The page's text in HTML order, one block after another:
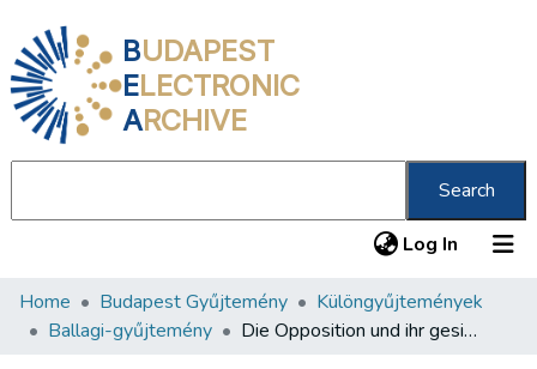
BUDAPEST
ELECTRONIC
ARCHIVE
Search
Log In (current)
Communities & Collections
Home Budapest Gyűjtemény
Különgyűjtemények
Ballagi-gyűjtemény
Die Opposition und ihr gesinnungvoller, tüchtiger Redakteur der politische und religiöse Doppel- und Triple-Renegat Julian Chownitz /